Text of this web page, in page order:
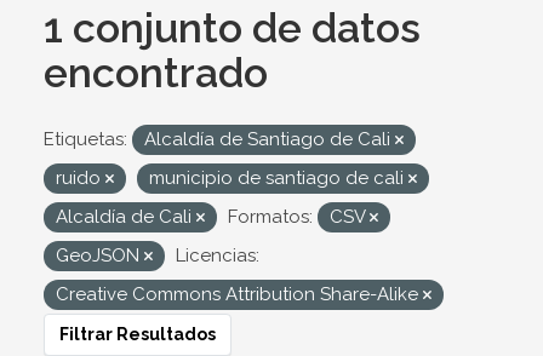
1 conjunto de datos
encontrado
Etiquetas:
Alcaldía de Santiago de Cali
ruido
municipio de santiago de cali
Alcaldía de Cali
Formatos:
CSV
GeoJSON
Licencias:
Creative Commons Attribution Share-Alike
Filtrar Resultados